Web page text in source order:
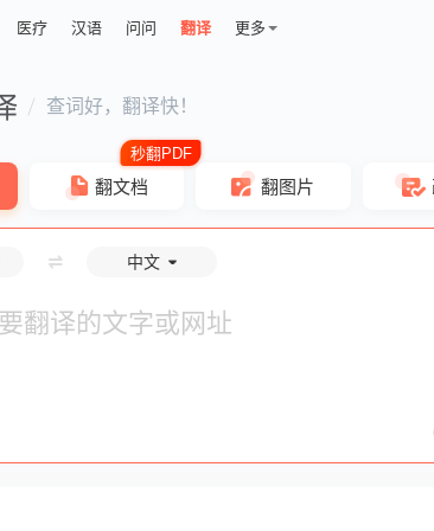
医疗 汉语 问问 翻译 更多
查词好，翻译快！
翻文档 翻图片
中文